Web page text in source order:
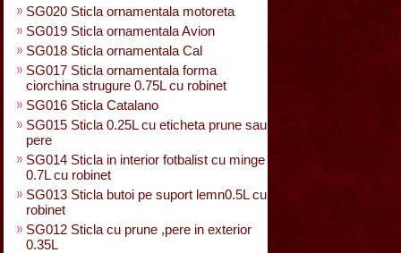
SG020 Sticla ornamentala motoreta
SG019 Sticla ornamentala Avion
SG018 Sticla ornamentala Cal
SG017 Sticla ornamentala forma
ciorchina strugure 0.75L cu robinet
SG016 Sticla Catalano
SG015 Sticla 0.25L cu eticheta prune sau
pere
SG014 Sticla in interior fotbalist cu minge
0.7L cu robinet
SG013 Sticla butoi pe suport lemn0.5L cu
robinet
SG012 Sticla cu prune ,pere in exterior
0.35L